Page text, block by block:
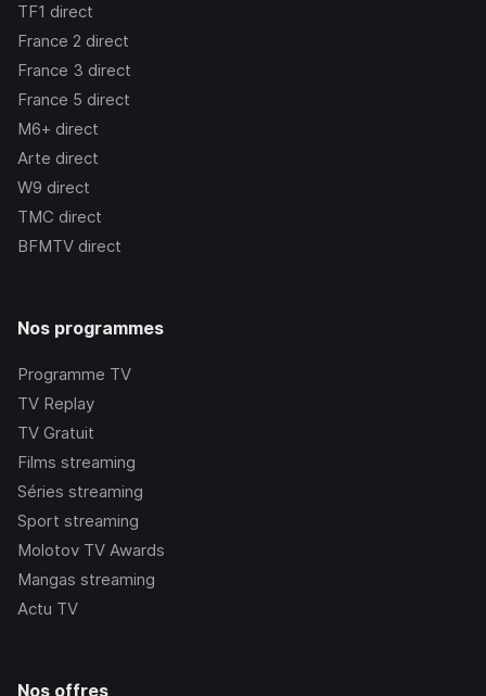
TF1 direct
France 2 direct
France 3 direct
France 5 direct
M6+ direct
Arte direct
W9 direct
TMC direct
BFMTV direct
Nos programmes
Programme TV
TV Replay
TV Gratuit
Films streaming
Séries streaming
Sport streaming
Molotov TV Awards
Mangas streaming
Actu TV
Nos offres